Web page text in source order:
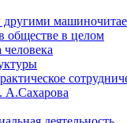
обществе в целом
человека
А.Сахарова